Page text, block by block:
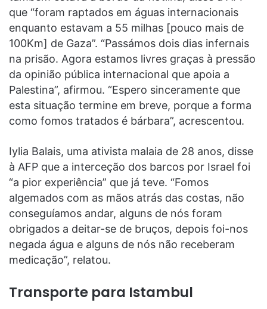
que “foram raptados em águas internacionais
enquanto estavam a 55 milhas [pouco mais de
100Km] de Gaza”. “Passámos dois dias infernais
na prisão. Agora estamos livres graças à pressão
da opinião pública internacional que apoia a
Palestina”, afirmou. “Espero sinceramente que
esta situação termine em breve, porque a forma
como fomos tratados é bárbara”, acrescentou.
Iylia Balais, uma ativista malaia de 28 anos, disse
à AFP que a interceção dos barcos por Israel foi
“a pior experiência” que já teve. “Fomos
algemados com as mãos atrás das costas, não
conseguíamos andar, alguns de nós foram
obrigados a deitar-se de bruços, depois foi-nos
negada água e alguns de nós não receberam
medicação”, relatou.
Transporte para Istambul